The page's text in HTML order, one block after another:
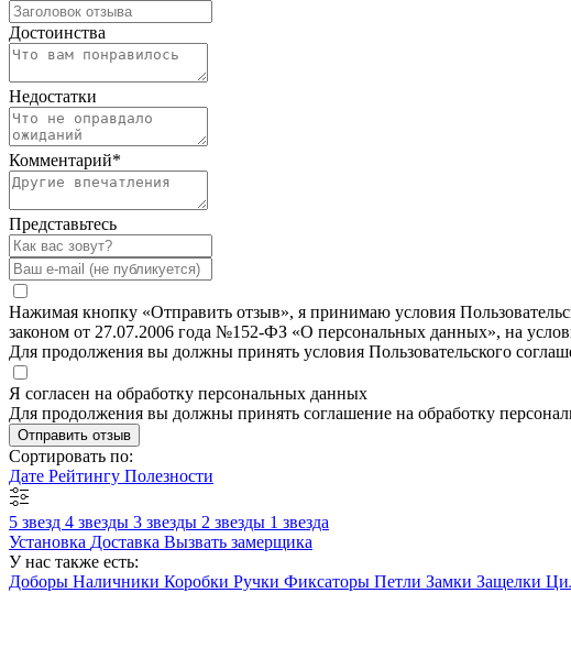
Достоинства
Недостатки
Комментарий*
Представьтесь
Нажимая кнопку «Отправить отзыв», я принимаю условия
законом от 27.07.2006 года №152-ФЗ «О персональных данных», на
Для продолжения вы должны принять условия Пользовательского
Я согласен на обработку персональных данных
Для продолжения вы должны принять соглашение на обработку
Отправить отзыв
Сортировать по:
Дате Рейтингу Полезности
5 звезд 4 звезды 3 звезды 2 звезды 1 звезда
Установка Доставка Вызвать замерщика
У нас также есть:
Доборы Наличники Коробки Ручки Фиксаторы Петли Замки Защелки